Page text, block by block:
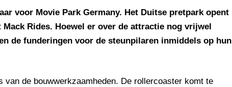
voor Movie Park Germany. Het Duitse pretpark opent
Rides. Hoewel er over de attractie nog vrijwel
de funderingen voor de steunpilaren inmiddels op hun
de bouwwerkzaamheden. De rollercoaster komt te